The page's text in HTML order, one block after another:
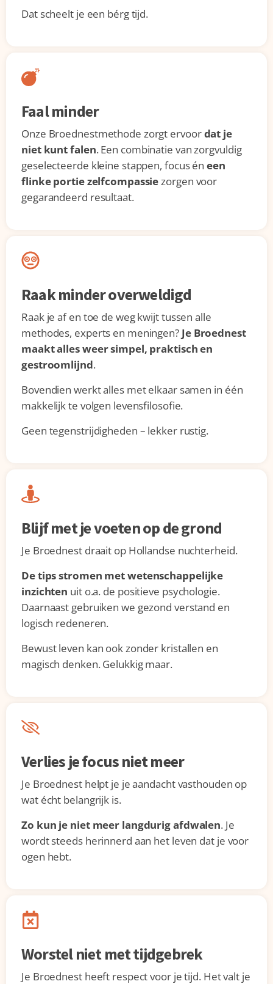
Dat scheelt je een bérg tijd.
Faal minder
Onze Broednestmethode zorgt ervoordat je
niet kunt falen. Een combinatie van zorgvuldig
geselecteerde kleine stappen, focus éneen
flinke portie zelfcompassiezorgen voor
gegarandeerd resultaat.
Raak minder overweldigd
Raak je af en toe de weg kwijt tussen alle
methodes, experts en meningen? Je Broednest
maakt alles weer simpel, praktisch en
gestroomlijnd.
Bovendien werkt alles met elkaar samen in één
makkelijk te volgen levensfilosofie.
Geen tegenstrijdigheden – lekker rustig.
Blijf met je voeten op de grond
Je Broednest draait op Hollandse nuchterheid.
De tips stromen met wetenschappelijke
inzichten uit o.a. de positieve psychologie.
Daarnaast gebruiken we gezond verstand en
logisch redeneren.
Bewust leven kan ook zonder kristallen en
magisch denken. Gelukkig maar.
Verlies je focus niet meer
Je Broednest helpt je je aandacht vasthouden op
wat écht belangrijk is.
Zo kun je niet meer langdurig afdwalen. Je
wordt steeds herinnerd aan het leven dat je voor
ogen hebt.
Worstel niet met tijdgebrek
Je Broednest heeft respect voor je tijd. Het valt je